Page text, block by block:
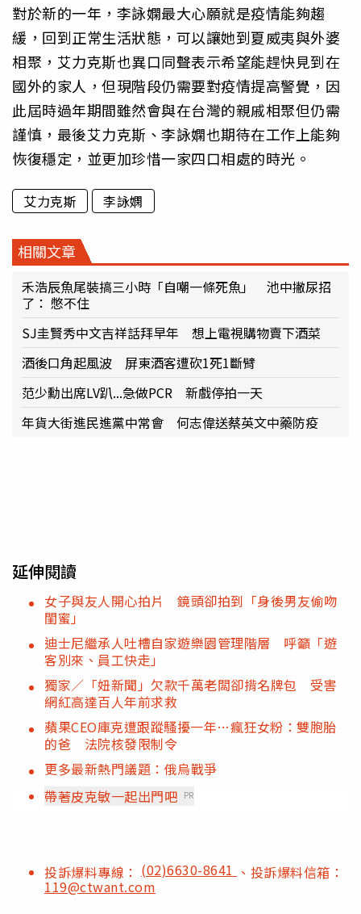
對於新的一年，李詠嫻最大心願就是疫情能夠趨
緩，回到正常生活狀態，可以讓她到夏威夷與外婆
相聚，艾力克斯也異口同聲表示希望能趕快見到在
國外的家人，但現階段仍需要對疫情提高警覺，因
此屆時過年期間雖然會與在台灣的親戚相聚但仍需
謹慎，最後艾力克斯、李詠嫻也期待在工作上能夠
恢復穩定，並更加珍惜一家四口相處的時光。
艾力克斯 李詠嫻
相關文章
禾浩辰魚尾裝搞三小時「自嘲一條死魚」 池中撇尿招
了： 憋不住
SJ圭賢秀中文吉祥話拜早年 想上電視購物賣下酒菜
酒後口角起風波 屏東酒客遭砍1死1斷臂
范少勳出席LV趴...急做PCR 新戲停拍一天
年貨大街進民進黨中常會 何志偉送蔡英文中藥防疫
延伸閱讀
女子與友人開心拍片 鏡頭卻拍到「身後男友偷吻
閨蜜」
迪士尼繼承人吐槽自家遊樂園管理階層 呼籲「遊
客別來、員工快走」
獨家／「妞新聞」欠款千萬老闆卻揹名牌包 受害
網紅高達百人年前求救
蘋果CEO庫克遭跟蹤騷擾一年…瘋狂女粉：雙胞胎
的爸 法院核發限制令
更多最新熱門議題：俄烏戰爭
帶著皮克敏一起出門吧 PR
投訴爆料專線： (02)6630-8641 、投訴爆料信箱：
119@ctwant.com